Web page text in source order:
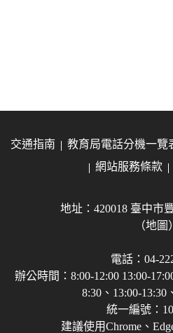
交通指南 教育局電話分機一覽
網站服務條款
地址：420018 臺中市
（地圖）
電話：04-
辦公時間：8:00-12:00 13:00-
8:30、13:00-13:30
統一編號：
建議使用Chrome、